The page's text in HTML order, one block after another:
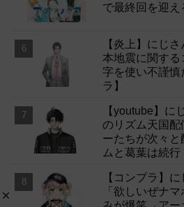
で最終回を迎え
【炎上】にじ
本地震に関す
字を使い不謹
ラ】
【youtube】に
のリズム天国
ーたちが次々
ムと葛葉は続行
【コンプラ】
「欲しいぜナ